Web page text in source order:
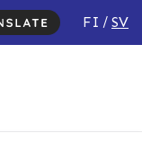
FI SV